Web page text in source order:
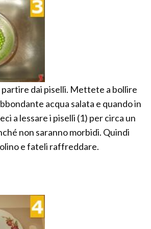
dai piselli. Mettete a bollire
acqua salata e quando in
a lessare i piselli (1) per circa un
non saranno morbidi. Quindi
e fateli raffreddare.